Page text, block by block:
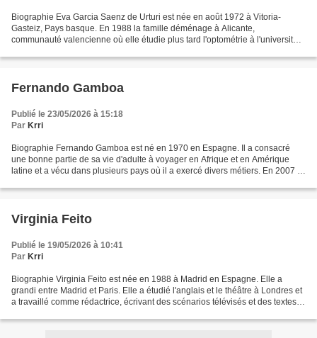
Biographie Eva Garcia Saenz de Urturi est née en août 1972 à Vitoria-
Gasteiz, Pays basque. En 1988 la famille déménage à Alicante,
communauté valencienne où elle étudie plus tard l'optométrie à l'université
Fernando Gamboa
Publié le 23/05/2026 à 15:18
Par Krri
Biographie Fernando Gamboa est né en 1970 en Espagne. Il a consacré
une bonne partie de sa vie d'adulte à voyager en Afrique et en Amérique
latine et a vécu dans plusieurs pays où il a exercé divers métiers. En 2007 il
Virginia Feito
Publié le 19/05/2026 à 10:41
Par Krri
Biographie Virginia Feito est née en 1988 à Madrid en Espagne. Elle a
grandi entre Madrid et Paris. Elle a étudié l'anglais et le théâtre à Londres et
a travaillé comme rédactrice, écrivant des scénarios télévisés et des textes